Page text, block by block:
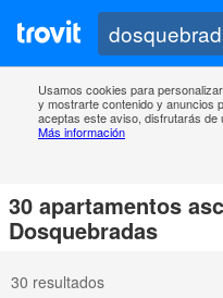
Usamos cookies para
y mostrarte contenido y anuncios
aceptas este aviso, disfrutarás de
Más información
30 apartamentos
Dosquebradas
30 resultados